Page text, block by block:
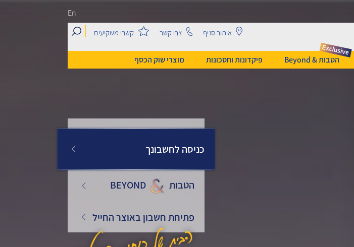
En
search איתור סניף צרו קשר קשרי משקיעים
הטבות & Beyond פיקדונות וחסכונות
מוצרי שוק הכסף
כניסה לחשבונך
הטבות &
פתיחת חשבון באוצר החייל